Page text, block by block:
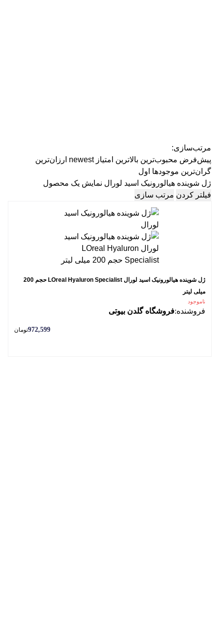
مرتب‌سازی:
پیش‌فرض محبوب‌ترین بالاترین امتیاز newest ارزان‌ترین
گران‌ترین موجودها اول
ژل شوینده هیالورونیک اسید لورال نمایش یک محصول
فیلتر کردن مرتب سازی
ژل شوینده هیالورونیک اسید لورال LOreal Hyaluron Specialist حجم 200
میلی لیتر
ناموجود
فروشنده:فروشگاه گلدن بیوتی
972,599تومان